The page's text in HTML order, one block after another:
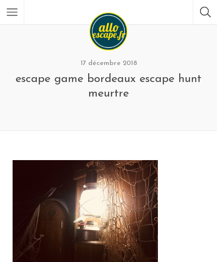
17 décembre 2018
escape game bordeaux escape hunt
meurtre